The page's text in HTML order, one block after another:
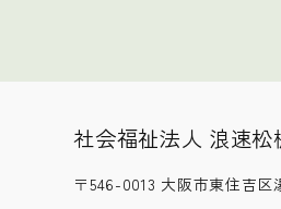
社会福祉法人 浪速松
〒546-0013 大阪市東住吉区